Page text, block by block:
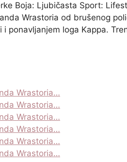
Boja: Ljubičasta Sport:
Wrastoria od brušenog
ponavljanjem loga Kappa.
Wrastoria…
Wrastoria…
Wrastoria…
Wrastoria…
Wrastoria…
Wrastoria…